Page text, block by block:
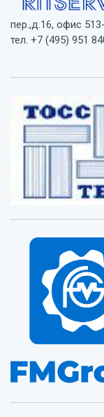
пер.,д.16, офис
тел. +7 (495) 951